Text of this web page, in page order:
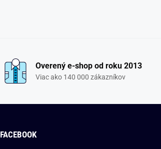
Overený e-shop od roku 2013
Viac ako 140 000 zákazníkov
FACEBOOK